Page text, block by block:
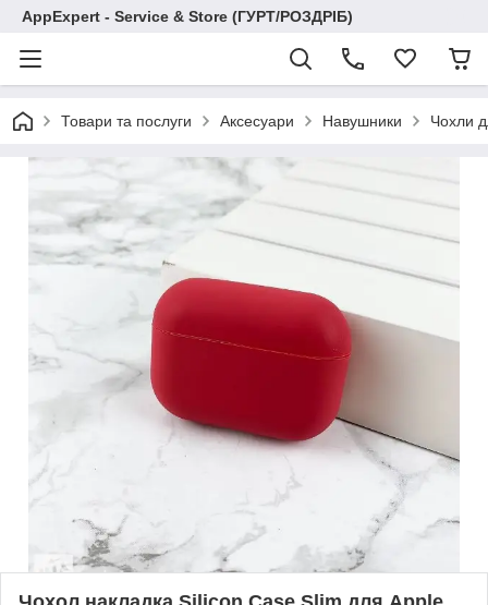
AppExpert - Service & Store (ГУРТ/РОЗДРІБ)
Товари та послуги Аксесуари Навушники Чохли